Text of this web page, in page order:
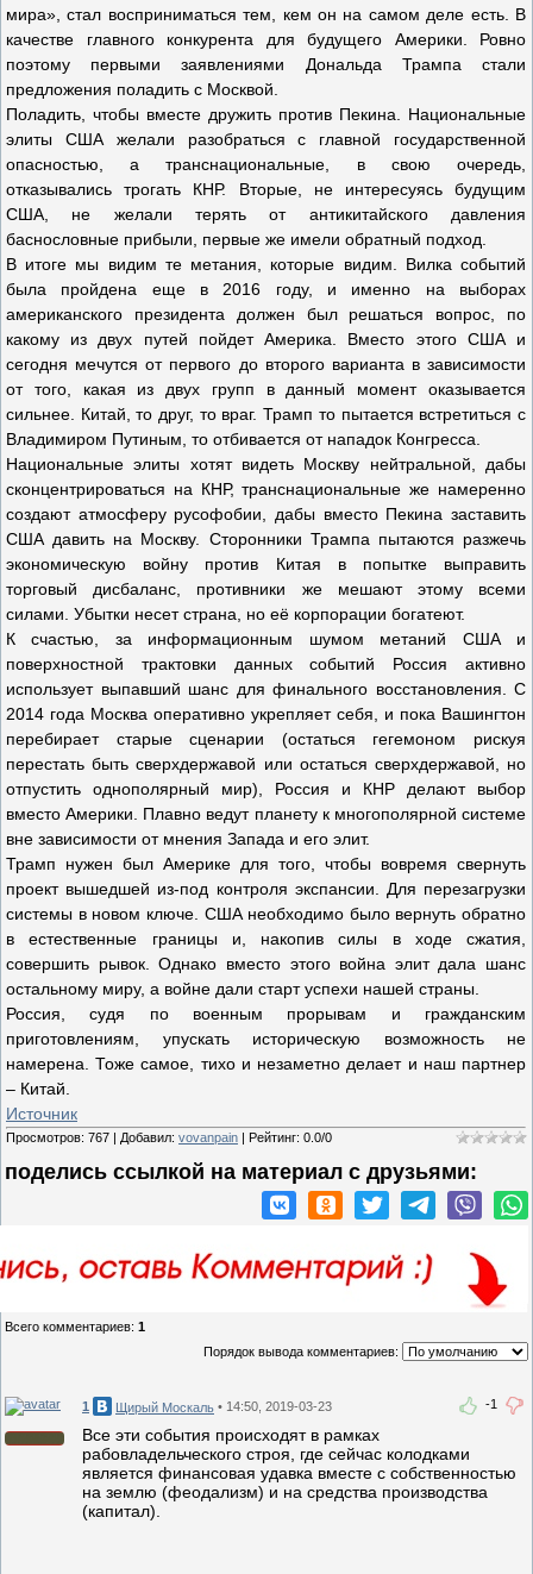
мира», стал восприниматься тем, кем он на самом деле есть. В
качестве главного конкурента для будущего Америки. Ровно
поэтому первыми заявлениями Дональда Трампа стали
предложения поладить с Москвой.
Поладить, чтобы вместе дружить против Пекина. Национальные
элиты США желали разобраться с главной государственной
опасностью, а транснациональные, в свою очередь,
отказывались трогать КНР. Вторые, не интересуясь будущим
США, не желали терять от антикитайского давления
баснословные прибыли, первые же имели обратный подход.
В итоге мы видим те метания, которые видим. Вилка событий
была пройдена еще в 2016 году, и именно на выборах
американского президента должен был решаться вопрос, по
какому из двух путей пойдет Америка. Вместо этого США и
сегодня мечутся от первого до второго варианта в зависимости
от того, какая из двух групп в данный момент оказывается
сильнее. Китай, то друг, то враг. Трамп то пытается встретиться с
Владимиром Путиным, то отбивается от нападок Конгресса.
Национальные элиты хотят видеть Москву нейтральной, дабы
сконцентрироваться на КНР, транснациональные же намеренно
создают атмосферу русофобии, дабы вместо Пекина заставить
США давить на Москву. Сторонники Трампа пытаются разжечь
экономическую войну против Китая в попытке выправить
торговый дисбаланс, противники же мешают этому всеми
силами. Убытки несет страна, но её корпорации богатеют.
К счастью, за информационным шумом метаний США и
поверхностной трактовки данных событий Россия активно
использует выпавший шанс для финального восстановления. С
2014 года Москва оперативно укрепляет себя, и пока Вашингтон
перебирает старые сценарии (остаться гегемоном рискуя
перестать быть сверхдержавой или остаться сверхдержавой, но
отпустить однополярный мир), Россия и КНР делают выбор
вместо Америки. Плавно ведут планету к многополярной системе
вне зависимости от мнения Запада и его элит.
Трамп нужен был Америке для того, чтобы вовремя свернуть
проект вышедшей из-под контроля экспансии. Для перезагрузки
системы в новом ключе. США необходимо было вернуть обратно
в естественные границы и, накопив силы в ходе сжатия,
совершить рывок. Однако вместо этого война элит дала шанс
остальному миру, а войне дали старт успехи нашей страны.
Россия, судя по военным прорывам и гражданским
приготовлениям, упускать историческую возможность не
намерена. Тоже самое, тихо и незаметно делает и наш партнер
– Китай.
Источник
Просмотров: 767 | Добавил: vovanpain | Рейтинг: 0.0/0
поделись ссылкой на материал c друзьями:
Всего комментариев: 1
Порядок вывода комментариев:
-1
1 Щирый Москаль • 14:50, 2019-03-23
Все эти события происходят в рамках
рабовладельческого строя, где сейчас колодками
является финансовая удавка вместе с собственностью
на землю (феодализм) и на средства производства
(капитал).